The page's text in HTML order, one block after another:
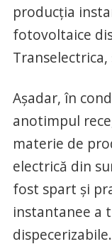
producția
fotovoltaice
Transelectrica,
Așadar, în
anotimpul
materie de
electrică din
fost spart și
instantanee a
dispecerizabile.